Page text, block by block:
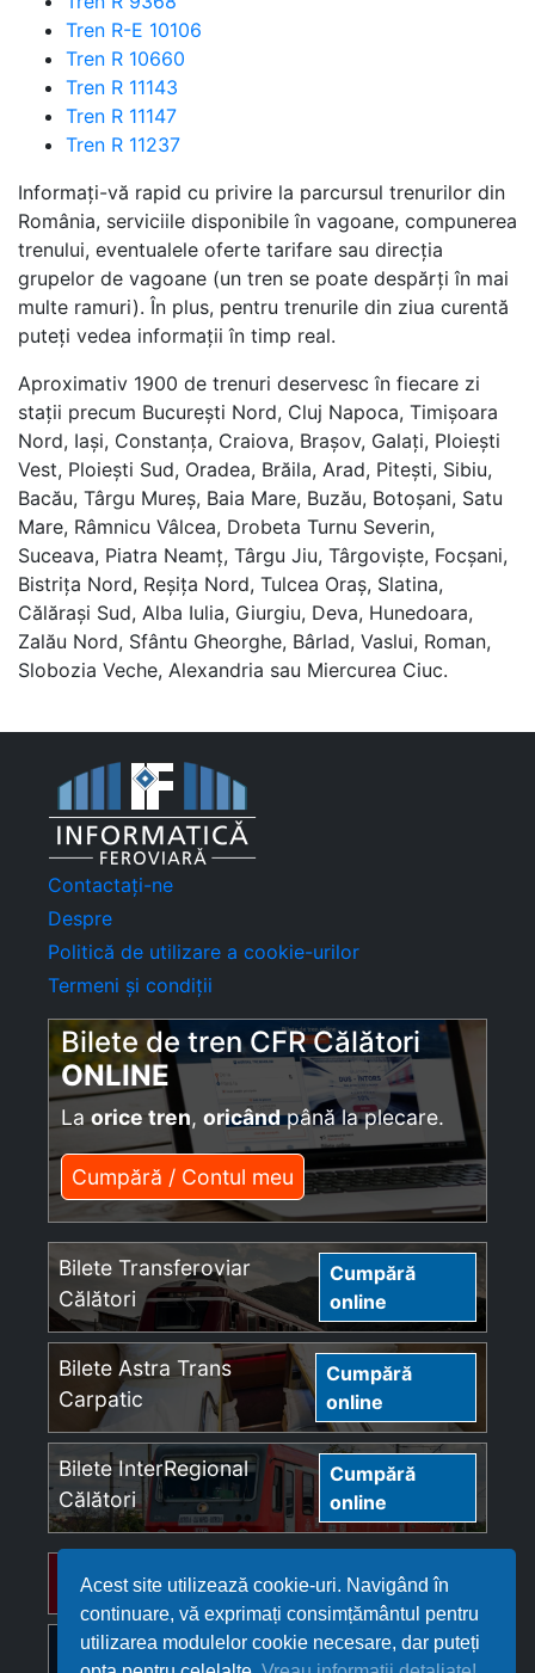
Acest site utilizează cookie-uri. Navigând în
continuare, vă exprimați consimțământul pentru
utilizarea modulelor cookie necesare, dar puteți
Tren R-E 10106
Tren R 10660
Tren R 11143
Tren R 11147
Tren R 11237
Informați-vă rapid cu privire la parcursul trenurilor din
România, serviciile disponibile în vagoane, compunerea
trenului, eventualele oferte tarifare sau direcția
grupelor de vagoane (un tren se poate despărți în mai
multe ramuri). În plus, pentru trenurile din ziua curentă
puteți vedea informații în timp real.
Aproximativ 1900 de trenuri deservesc în fiecare zi
stații precum București Nord, Cluj Napoca, Timișoara
Nord, Iași, Constanța, Craiova, Brașov, Galați, Ploiești
Vest, Ploiești Sud, Oradea, Brăila, Arad, Pitești, Sibiu,
Bacău, Târgu Mureș, Baia Mare, Buzău, Botoșani, Satu
Mare, Râmnicu Vâlcea, Drobeta Turnu Severin,
Suceava, Piatra Neamț, Târgu Jiu, Târgoviște, Focșani,
Bistrița Nord, Reșița Nord, Tulcea Oraș, Slatina,
Călărași Sud, Alba Iulia, Giurgiu, Deva, Hunedoara,
Zalău Nord, Sfântu Gheorghe, Bârlad, Vaslui, Roman,
Slobozia Veche, Alexandria sau Miercurea Ciuc.
Contactați-ne
Despre
Politică de utilizare a cookie-urilor
Termeni și condiții
Bilete de tren CFR Călători
ONLINE
La orice tren, oricândpână la plecare.
Cumpără / Contul meu
Bilete Transferoviar
Călători
Cumpără
online
Bilete Astra Trans
Carpatic
Cumpără
online
Bilete InterRegional
Călători
Cumpără
online
Bilete Regio Călători Cumpără online
Bilete Softrans Cumpără online